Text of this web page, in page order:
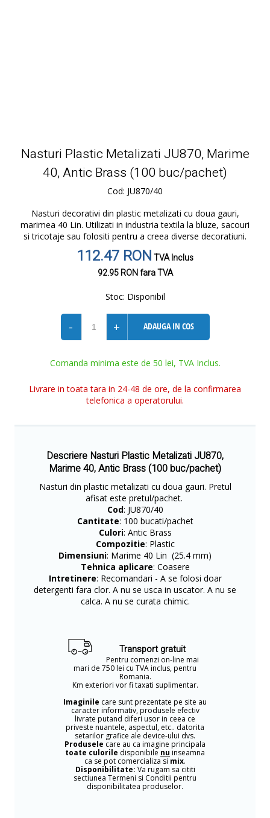
Nasturi Plastic Metalizati JU870, Marime
40, Antic Brass (100 buc/pachet)
Cod: JU870/40
Nasturi decorativi din plastic metalizati cu doua gauri,
marimea 40 Lin. Utilizati in industria textila la bluze, sacouri
si tricotaje sau folositi pentru a creea diverse decoratiuni.
112.47 RONTVA Inclus
92.95 RONfara TVA
Stoc: Disponibil
- + ADAUGA IN COS
Comanda minima este de 50 lei, TVA Inclus.
Livrare in toata tara in 24-48 de ore, de la confirmarea
telefonica a operatorului.
Descriere Nasturi Plastic Metalizati JU870,
Marime 40, Antic Brass (100 buc/pachet)
Nasturi din plastic metalizati cu doua gauri. Pretul
afisat este pretul/pachet.
Cod: JU870/40
Cantitate: 100 bucati/pachet
Culori: Antic Brass
Compozitie: Plastic
Dimensiuni: Marime 40 Lin (25.4 mm)
Tehnica aplicare: Coasere
Intretinere: Recomandari - A se folosi doar
detergenti fara clor. A nu se usca in uscator. A nu se
calca. A nu se curata chimic.
Transport gratuit
Pentru comenzi on-line mai
mari de 750 lei cu TVA inclus, pentru
Romania.
Km exteriori vor fi taxati suplimentar.
Imaginile care sunt prezentate pe site au
caracter informativ, produsele efectiv
livrate putand diferi usor in ceea ce
priveste nuantele, aspectul, etc.. datorita
setarilor grafice ale device-ului dvs.
Produsele care au ca imagine principala
toate culorile disponibile nu inseamna
ca se pot comercializa si mix.
Disponibilitate: Va rugam sa cititi
sectiunea Termeni si Conditii pentru
disponibilitatea produselor.